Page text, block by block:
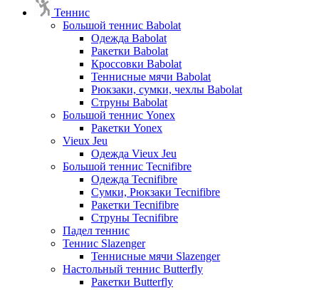
Теннис
Большой теннис Babolat
Одежда Babolat
Ракетки Babolat
Кроссовки Babolat
Теннисные мячи Babolat
Рюкзаки, сумки, чехлы Babolat
Струны Babolat
Большой теннис Yonex
Ракетки Yonex
Vieux Jeu
Одежда Vieux Jeu
Большой теннис Tecnifibre
Одежда Tecnifibre
Сумки, Рюкзаки Tecnifibre
Ракетки Tecnifibre
Струны Tecnifibre
Падел теннис
Теннис Slazenger
Теннисные мячи Slazenger
Настольный теннис Butterfly
Ракетки Butterfly